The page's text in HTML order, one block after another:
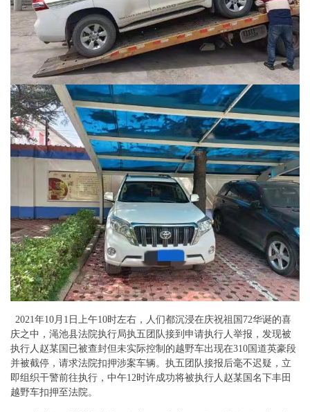
2021年10月1日上午10时左右，人们都沉浸在庆祝祖国72华诞的喜
庆之中，渑池县法院执行局执五团队接到申请执行人举报，发现被
执行人赵某国已被查封但未实际控制的越野车出现在310国道英豪段
并被截停，请求法院扣押涉案车辆。执五团队接报后毫不迟疑，立
即组织干警前往执行，中午12时许成功将被执行人赵某国名下丰田
越野车扣押至法院。